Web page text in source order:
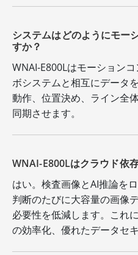
システムはどのようにモー
すか？
WNAI-E800Lはモーション
ボシステムと相互にデータ
動作、位置決め、ライン全
同期させます。
WNAI-E800Lはクラウド依
はい。検査画像とAI推論を
判断のたびに大容量の画像
必要性を低減します。これ
の効率化、優れたデータセ